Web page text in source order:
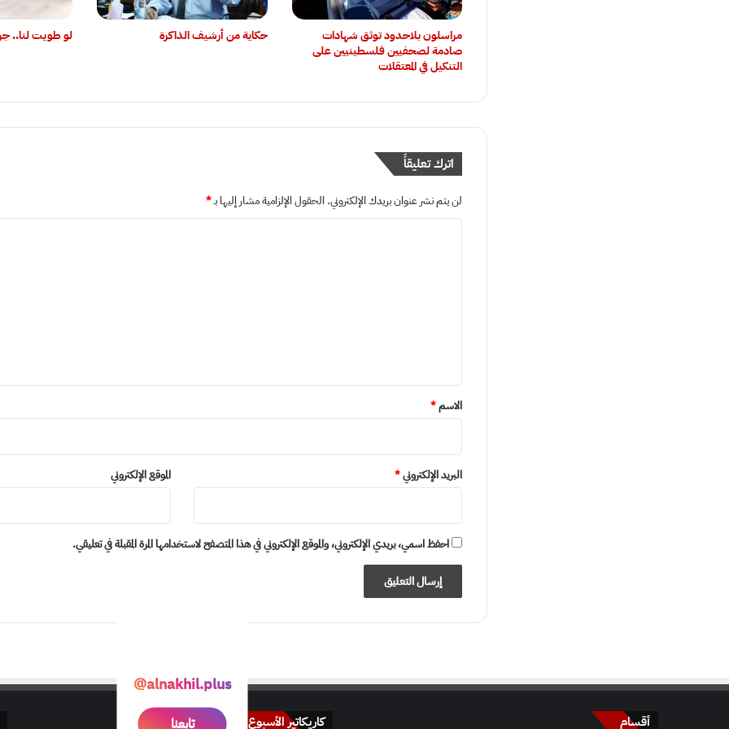
‏مراسلون بلاحدود توثق شهادات
صادمة لصحفيين فلسطينيين على
التنكيل في المعتقلات
حكاية من أرشيف الذاكرة لو طويت لنا..
اترك تعليقاً
لن يتم نشر عنوان بريدك الإلكتروني. الحقول الإلزامية مشار إليها بـ*
*
الاسم*
البريد الإلكتروني* الموقع الإلكتروني
احفظ اسمي، بريدي الإلكتروني، والموقع الإلكتروني في هذا المتصفح لاستخدامها المرة المقبلة في تعليقي.
@alnakhil.plus
تابعنا أقسام کاريکاتير الأسبوع